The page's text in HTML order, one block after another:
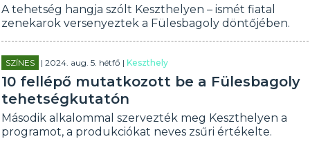
A tehetség hangja szólt Keszthelyen – ismét fiatal
zenekarok versenyeztek a Fülesbagoly döntőjében.
SZÍNES | 2024. aug. 5. hétfő |Keszthely
10 fellépő mutatkozott be a Fülesbagoly
tehetségkutatón
Második alkalommal szervezték meg Keszthelyen a
programot, a produkciókat neves zsűri értékelte.